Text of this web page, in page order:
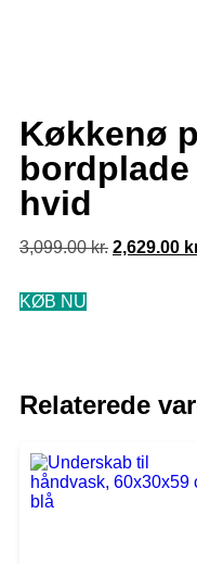
Køkkenø
hvid
3,099.00kr. 2,629.00
KØB NU
Relaterede